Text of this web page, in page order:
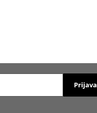
Prijava